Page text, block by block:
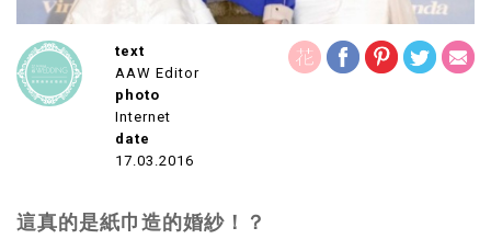
text
AAW Editor
photo
Internet
date
17.03.2016
這真的是紙巾造的婚紗！？